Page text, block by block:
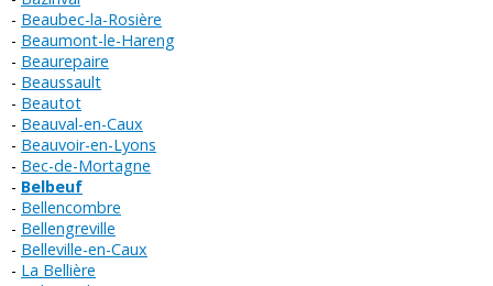
Beaubec-la-Rosière
Beaumont-le-Hareng
Beaurepaire
Beaussault
Beautot
Beauval-en-Caux
Beauvoir-en-Lyons
Bec-de-Mortagne
Belbeuf
Bellencombre
Bellengreville
Belleville-en-Caux
La Bellière